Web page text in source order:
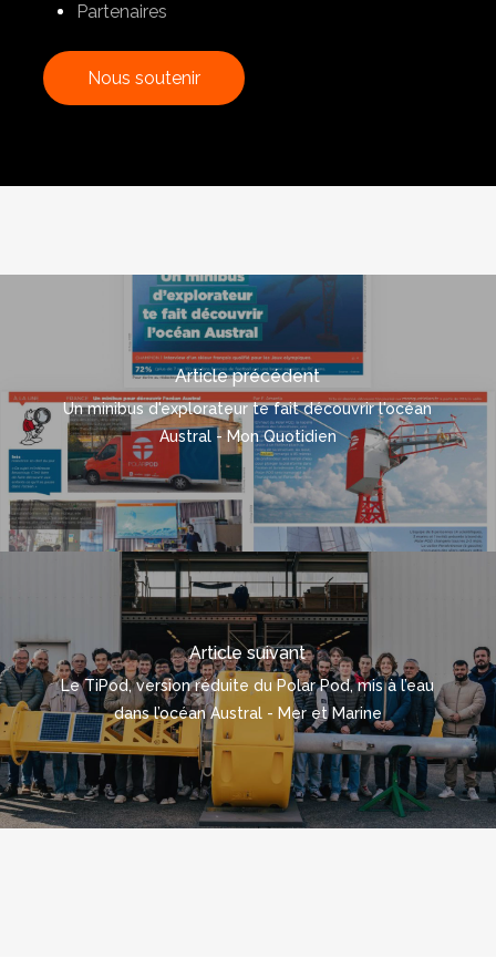
Partenaires
Nous soutenir
Article précédent
Un minibus d'explorateur te fait découvrir l'océan
Austral - Mon Quotidien
Article suivant
Le TiPod, version réduite du Polar Pod, mis à l’eau
dans l’océan Austral - Mer et Marine